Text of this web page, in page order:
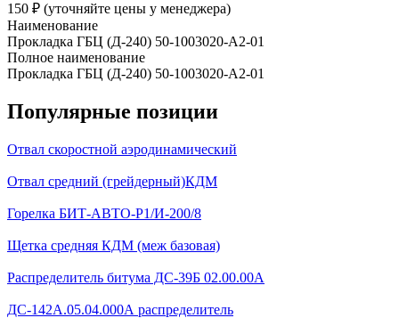
150 ₽︁ (уточняйте цены у менеджера)
Наименование
Прокладка ГБЦ (Д-240) 50-1003020-А2-01
Полное наименование
Прокладка ГБЦ (Д-240) 50-1003020-А2-01
Популярные позиции
Отвал скоростной аэродинамический
Отвал средний (грейдерный)КДМ
Горелка БИТ-АВТО-Р1/И-200/8
Щетка средняя КДМ (меж базовая)
Распределитель битума ДС-39Б 02.00.00А
ДС-142А.05.04.000А распределитель